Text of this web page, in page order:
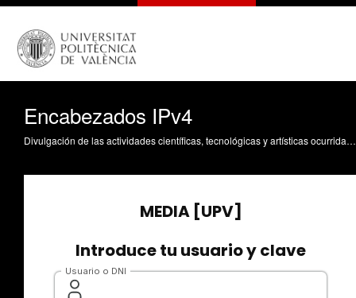
Encabezados IPv4
Divulgación de las actividades científicas, tecnológicas y artísticas ocurridas en los tres campus de la UPV